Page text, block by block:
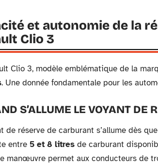
et autonomie de la
Clio 3
Clio 3, modèle emblématique de la
. Une donnée fondamentale pour les
S’ALLUME LE VOYANT DE
de réserve de carburant s’allume dès
entre 5 et 8 litres de carburant
manœuvre permet aux conducteurs de